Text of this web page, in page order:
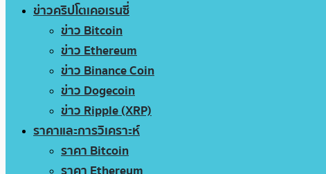
ข่าวคริปโตเคอเรนซี่
ข่าว Bitcoin
ข่าว Ethereum
ข่าว Binance Coin
ข่าว Dogecoin
ข่าว Ripple (XRP)
ราคาและการวิเคราะห์
ราคา Bitcoin